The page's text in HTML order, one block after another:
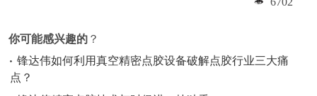
你可能感兴趣的 ？
锋达伟如何利用真空精密点胶设备破解点胶行业三大痛
点？